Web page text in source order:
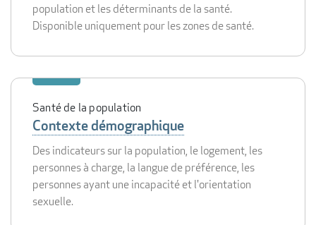
population et les déterminants de la santé.
Disponible uniquement pour les zones de santé.
Santé de la population
Contexte démographique
Des indicateurs sur la population, le logement, les
personnes à charge, la langue de préférence, les
personnes ayant une incapacité et l'orientation
sexuelle.